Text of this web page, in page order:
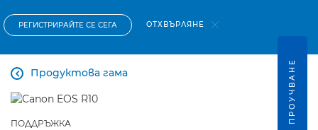
РЕГИСТРИРАЙТЕ СЕ СЕГА ОТХВЪРЛЯНЕ
Продуктова гама

ПОДДРЪЖКА ПРОУЧВАНЕ